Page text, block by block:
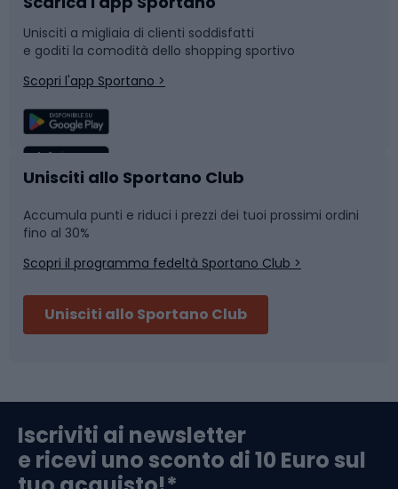
Bushcraft
Corsa
Sport di squadra
Caschi da ciclismo
Skitouring
Abbigliamento da escursionismo
Slitte e slittini
Snowboard
Camminata nordica
Nuoto
Pattinaggio
Componenti per biciclette
Arrampicata
Unisciti a migliaia di clienti soddisfatti
e goditi la comodità dello shopping sportivo
Scopri l'app Sportano >
Unisciti allo Sportano Club
Accumula punti e riduci i prezzi dei tuoi prossimi ordini
fino al 30%
Scopri il programma fedeltà Sportano Club >
Unisciti allo Sportano Club
Iscriviti ai newsletter
e ricevi uno sconto di 10 Euro sul